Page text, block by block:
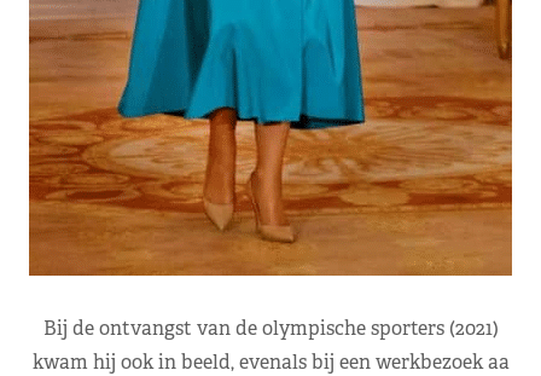
Bij de ontvangst van de olympische sporters (2021)
kwam hij ook in beeld, evenals bij een werkbezoek aa